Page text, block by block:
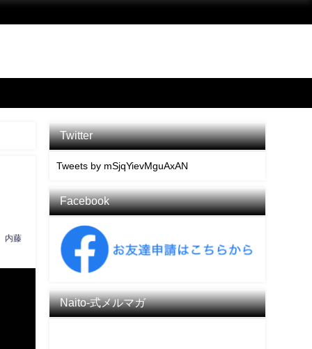
内藤
Twitter
Tweets by mSjqYievMguAxAN
Facebook
Naito-式メルマガ